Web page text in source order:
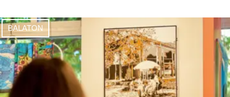
BALATON